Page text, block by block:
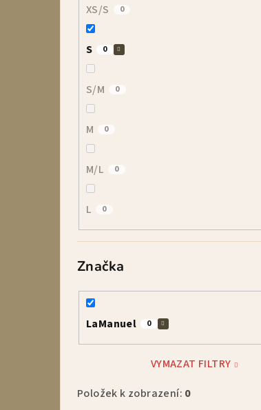
XS/S 0
S 0
S/M 0
M 0
M/L 0
L 0
Značka
LaManuel 0
VYMAZAT FILTRY
Položek k zobrazení: 0